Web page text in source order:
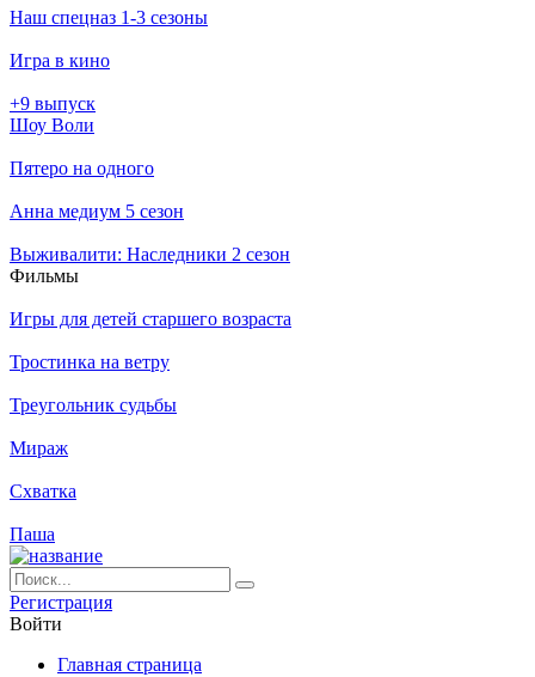
Наш спецназ 1-3 сезоны
Игра в кино
+9 выпуск
Шоу Воли
Пятеро на одного
Анна медиум 5 сезон
Выживалити: Наследники 2 сезон
Филь­мы
Игры для детей старшего возраста
Тростинка на ветру
Треугольник судьбы
Мираж
Схватка
Паша
Ре­ги­ст­ра­ция
Вой­ти
Глав­ная стра­ни­ца